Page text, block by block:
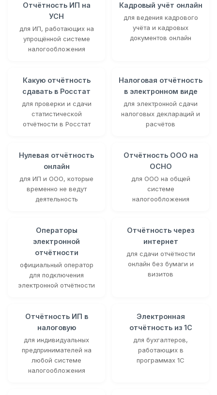
Отчётность ИП на
УСН
для ИП, работающих на
упрощённой системе
налогообложения
Кадровый учёт онлайн
для ведения кадрового
учёта и кадровых
документов онлайн
Какую отчётность
сдавать в Росстат
для проверки и сдачи
статистической
отчётности в Росстат
Налоговая отчётность
в электронном виде
для электронной сдачи
налоговых деклараций и
расчётов
Нулевая отчётность
онлайн
для ИП и ООО, которые
временно не ведут
деятельность
Отчётность ООО на
ОСНО
для ООО на общей
системе
налогообложения
Операторы
электронной
отчётности
официальный оператор
для подключения
электронной отчётности
Отчётность через
интернет
для сдачи отчётности
онлайн без бумаги и
визитов
Отчётность ИП в
налоговую
для индивидуальных
предпринимателей на
любой системе
налогообложения
Электронная
отчётность из 1С
для бухгалтеров,
работающих в
программах 1С